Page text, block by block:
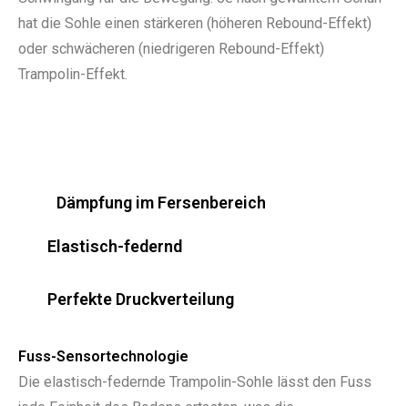
hat die Sohle einen stärkeren (höheren Rebound-Effekt)
oder schwächeren (niedrigeren Rebound-Effekt)
Trampolin-Effekt.
Dämpfung im Fersenbereich
Elastisch-federnd
Perfekte Druckverteilung
Fuss-Sensortechnologie
Die elastisch-federnde Trampolin-Sohle lässt den Fuss